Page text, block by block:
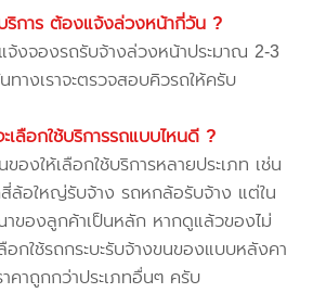
ริการ ต้องแจ้งล่วงหน้ากี่วัน ?
จ้งจองรถรับจ้างล่วงหน้าประมาณ 2-3
างเราจะตรวจสอบคิวรถให้ครับ
ลือกใช้บริการรถแบบไหนดี ?
ของให้เลือกใช้บริการหลายประเภท เช่น
สี่ล้อใหญ่รับจ้าง รถหกล้อรับจ้าง แต่ใน
ของลูกค้าเป็นหลัก หากดูแล้วของไม่
อกใช้รถกระบะรับจ้างขนของแบบหลังคา
คาถูกกว่าประเภทอื่นๆ ครับ